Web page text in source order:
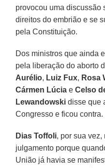
provocou uma discussão
direitos do embrião e se
pela Constituição.
Dos ministros que ainda
pela liberação do aborto
Aurélio, Luiz Fux, Rosa
Cármen Lúcia eCelso
Lewandowski disse que
Congresso e ficou contra.
Dias Toffoli, por sua
julgamento porque
União já havia se